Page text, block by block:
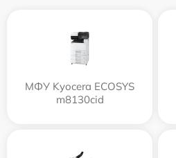
МФУ Kyocera ECOSYS
m8130cid